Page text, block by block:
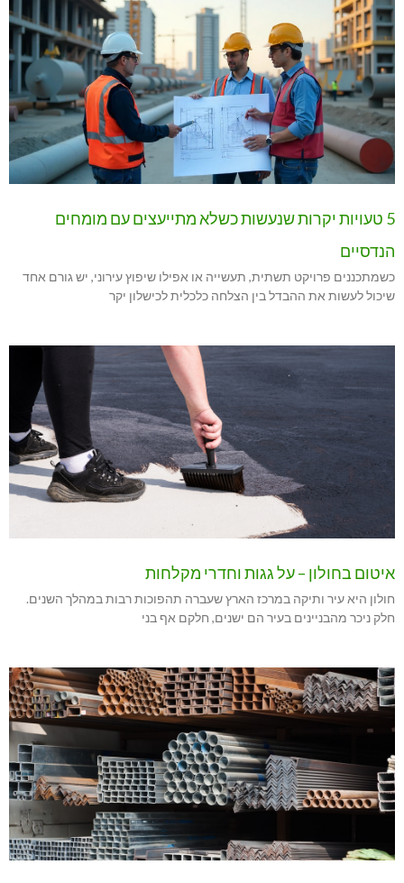
5 טעויות יקרות שנעשות כשלא מתייעצים עם מומחים
הנדסיים
כשמתכננים פרויקט תשתית, תעשייה או אפילו שיפוץ עירוני, יש גורם אחד
שיכול לעשות את ההבדל בין הצלחה כלכלית לכישלון יקר
איטום בחולון – על גגות וחדרי מקלחות
חולון היא עיר ותיקה במרכז הארץ שעברה תהפוכות רבות במהלך השנים.
חלק ניכר מהבניינים בעיר הם ישנים, חלקם אף בני